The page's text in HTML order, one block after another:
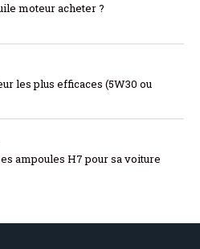
moteur acheter ?
les plus efficaces (5W30 ou
ampoules H7 pour sa voiture